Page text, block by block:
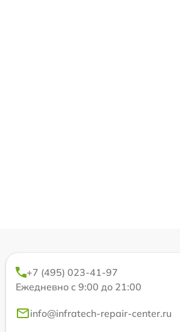
+7 (495) 023-41-97
Ежедневно с 9:00 до 21:00
info@infratech-repair-center.ru